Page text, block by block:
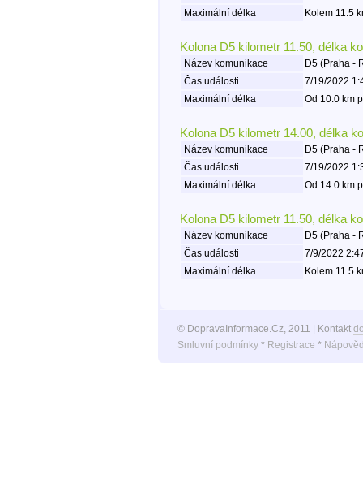
Maximální délka
Kolem 11.5
Kolona D5 kilometr 11.50, délka
Název komunikace
D5 (Praha -
Čas události
7/19/2022
Maximální délka
Od 10.0 km
Kolona D5 kilometr 14.00, délka
Název komunikace
D5 (Praha -
Čas události
7/19/2022
Maximální délka
Od 14.0 km
Kolona D5 kilometr 11.50, délka
Název komunikace
D5 (Praha -
Čas události
7/9/2022
Maximální délka
Kolem 11.5
© DopravaInformace.Cz, 2011 | Kontakt
Smluvní podmínky* Registrace *